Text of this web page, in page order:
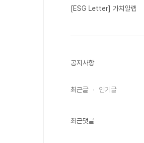
[ESG Letter] 가치알랩
공지사항
최근글 인기글
최근댓글